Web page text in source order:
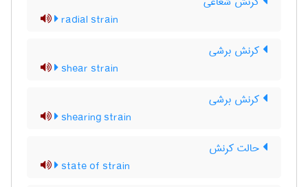
radial strain
کرنش برشی
shear strain
کرنش برشی
shearing strain
حالت کرنش
state of strain